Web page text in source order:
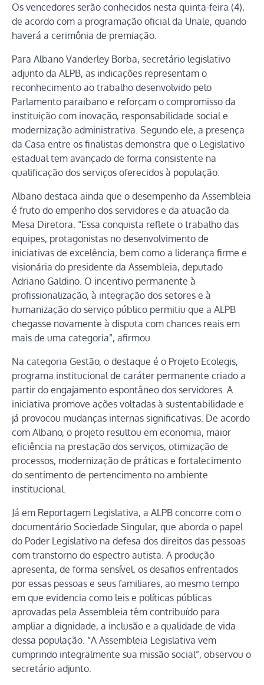
Os vencedores serão conhecidos nesta quinta-feira (4),
de acordo com a programação oficial da Unale, quando
haverá a cerimônia de premiação.
Para Albano Vanderley Borba, secretário legislativo
adjunto da ALPB, as indicações representam o
reconhecimento ao trabalho desenvolvido pelo
Parlamento paraibano e reforçam o compromisso da
instituição com inovação, responsabilidade social e
modernização administrativa. Segundo ele, a presença
da Casa entre os finalistas demonstra que o Legislativo
estadual tem avançado de forma consistente na
qualificação dos serviços oferecidos à população.
Albano destaca ainda que o desempenho da Assembleia
é fruto do empenho dos servidores e da atuação da
Mesa Diretora. “Essa conquista reflete o trabalho das
equipes, protagonistas no desenvolvimento de
iniciativas de excelência, bem como a liderança firme e
visionária do presidente da Assembleia, deputado
Adriano Galdino. O incentivo permanente à
profissionalização, à integração dos setores e à
humanização do serviço público permitiu que a ALPB
chegasse novamente à disputa com chances reais em
mais de uma categoria”, afirmou.
Na categoria Gestão, o destaque é o Projeto Ecolegis,
programa institucional de caráter permanente criado a
partir do engajamento espontâneo dos servidores. A
iniciativa promove ações voltadas à sustentabilidade e
já provocou mudanças internas significativas. De acordo
com Albano, o projeto resultou em economia, maior
eficiência na prestação dos serviços, otimização de
processos, modernização de práticas e fortalecimento
do sentimento de pertencimento no ambiente
institucional.
Já em Reportagem Legislativa, a ALPB concorre com o
documentário Sociedade Singular, que aborda o papel
do Poder Legislativo na defesa dos direitos das pessoas
com transtorno do espectro autista. A produção
apresenta, de forma sensível, os desafios enfrentados
por essas pessoas e seus familiares, ao mesmo tempo
em que evidencia como leis e políticas públicas
aprovadas pela Assembleia têm contribuído para
ampliar a dignidade, a inclusão e a qualidade de vida
dessa população. “A Assembleia Legislativa vem
cumprindo integralmente sua missão social”, observou o
secretário adjunto.